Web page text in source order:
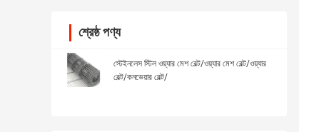
শ্রেষ্ঠ পণ্য
স্টেইনলেস স্টিল ওয়্যার মেশ বেল্ট/ওয়্যার মেশ বেল্ট/ওয়্যার
বেল্ট/কনভেয়ার বেল্ট/